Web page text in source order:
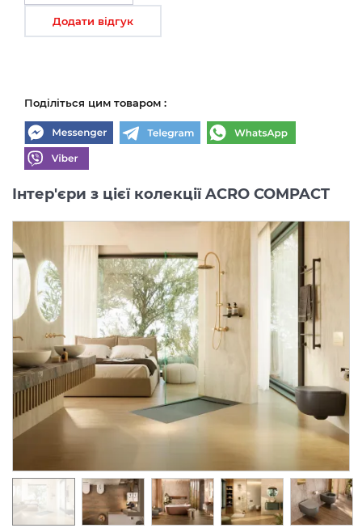
Додати відгук
Поділіться цим товаром :
Інтер'єри з цієї колекції ACRO COMPACT